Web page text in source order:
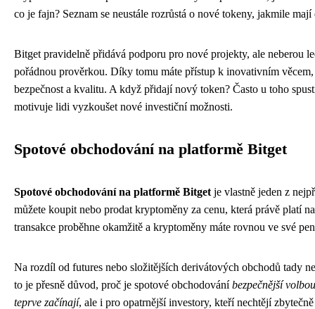
co je fajn? Seznam se neustále rozrůstá o nové tokeny, jakmile
Bitget pravidelně přidává podporu pro nové projekty, ale neberou
pořádnou prověrkou. Díky tomu máte přístup k inovativním
bezpečnost a kvalitu. A když přidají nový token? Často u toho
motivuje lidi vyzkoušet nové investiční možnosti.
Spotové obchodování na platformě Bitget
Spotové obchodování na platformě Bitget je vlastně jeden z
můžete koupit nebo prodat kryptoměny za cenu, která právě platí
transakce proběhne okamžitě a kryptoměny máte rovnou ve své
Na rozdíl od futures nebo složitějších derivátových obchodů tady
to je přesně důvod, proč je spotové obchodováníbezpečnější
teprve začínají, ale i pro opatrnější investory, kteří nechtějí